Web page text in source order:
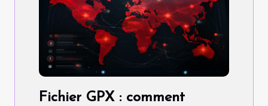
Fichier GPX : comment